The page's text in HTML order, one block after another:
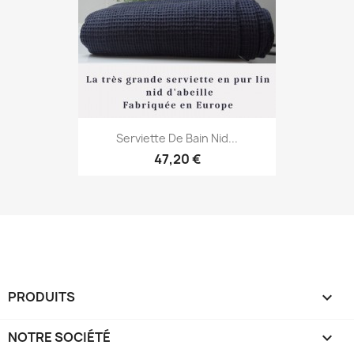
Serviette De Bain Nid...
47,20 €
PRODUITS 
NOTRE SOCIÉTÉ 